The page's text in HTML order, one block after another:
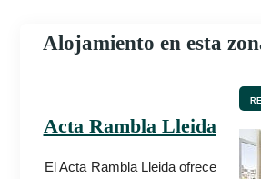
Alojamiento en esta
Acta Rambla Lleida
El Acta Rambla Lleida ofrece